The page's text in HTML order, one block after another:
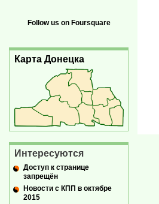
Follow us on Foursquare
Карта Донецка
Интересуются
Доступ к странице
запрещён
Новости с КПП в октябре
2015